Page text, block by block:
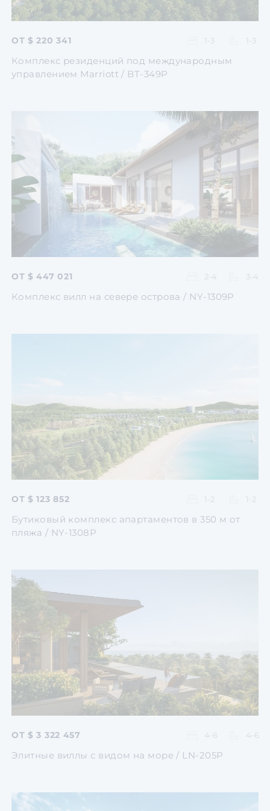
ОТ $ 220 341 1-3 1-3
Комплекс резиденций под международным
управлением Marriott / BT-349P
Перейти
Перейти
Перейти
Перейти
Перейти
ОТ $ 447 021 2-4 3-4
Комплекс вилл на севере острова / NY-1309P
Перейти
Перейти
Перейти
Перейти
Перейти
ОТ $ 123 852 1-2 1-2
Бутиковый комплекс апартаментов в 350 м от
пляжа / NY-1308P
Перейти
Перейти
Перейти
Перейти
Перейти
ОТ $ 3 322 457 4-6 4-6
Элитные виллы с видом на море / LN-205P